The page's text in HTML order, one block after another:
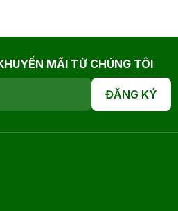
MÃI TỪ CHÚNG TÔI
ĐĂNG KÝ